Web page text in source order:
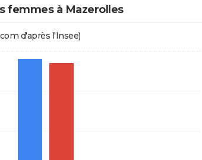
femmes à Mazerolles
d'après l'Insee)